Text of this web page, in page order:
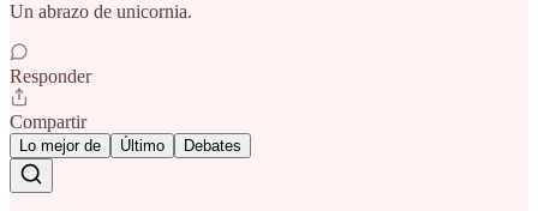
Un abrazo de unicornia.
Responder
Compartir
Lo mejor de Último Debates